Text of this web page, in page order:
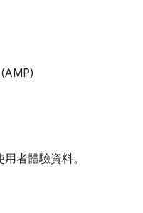
者體驗資料。